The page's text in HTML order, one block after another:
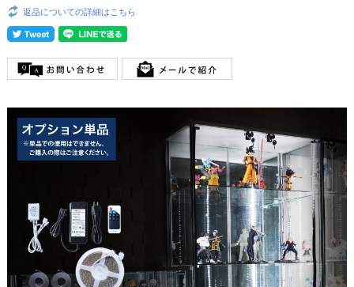
返品についての詳細はこちら